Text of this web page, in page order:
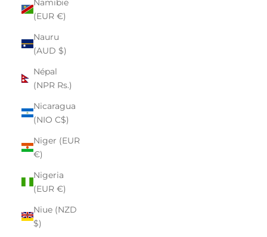
Namibie
(EUR €)
Nauru
(AUD $)
Népal
(NPR Rs.)
Nicaragua
(NIO C$)
Niger (EUR
€)
Nigeria
(EUR €)
Niue (NZD
$)